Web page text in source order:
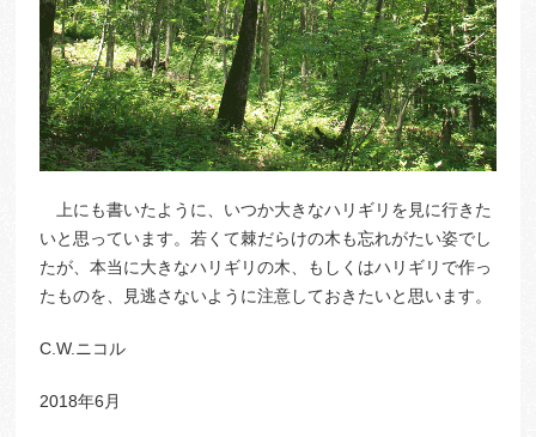
上にも書いたように、いつか大きなハリギリを見に行きた
いと思っています。若くて棘だらけの木も忘れがたい姿でし
たが、本当に大きなハリギリの木、もしくはハリギリで作っ
たものを、見逃さないように注意しておきたいと思います。
C.W.ニコル
2018年6月